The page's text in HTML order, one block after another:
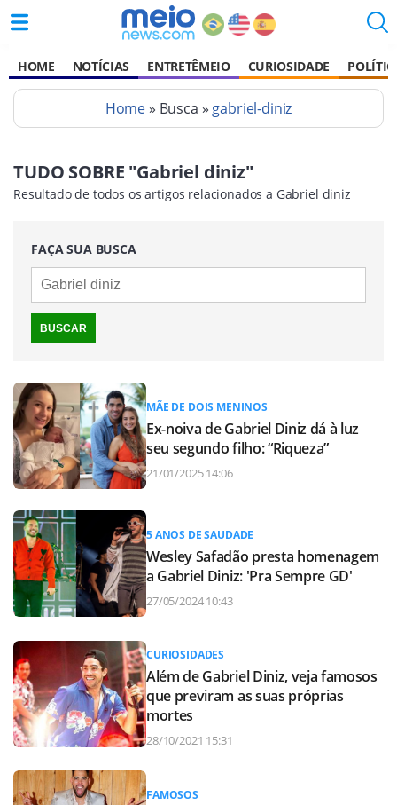
HOME NOTÍCIAS ENTRETÊMEIO CURIOSIDADE
Home» Busca » gabriel-diniz
TUDO SOBRE "Gabriel diniz"
Resultado de todos os artigos relacionados a Gabriel diniz
FAÇA SUA BUSCA
BUSCAR
MÃE DE DOIS MENINOS
Ex-noiva de Gabriel Diniz dá à luz
seu segundo filho: “Riqueza”
21/01/2025 14:06
5 ANOS DE SAUDADE
Wesley Safadão presta homenagem
a Gabriel Diniz: 'Pra Sempre GD'
27/05/2024 10:43
CURIOSIDADES
Além de Gabriel Diniz, veja famosos
que previram as suas próprias
mortes
28/10/2021 15:31
FAMOSOS